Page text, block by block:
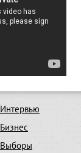
Интервью
Бизнес
Выборы